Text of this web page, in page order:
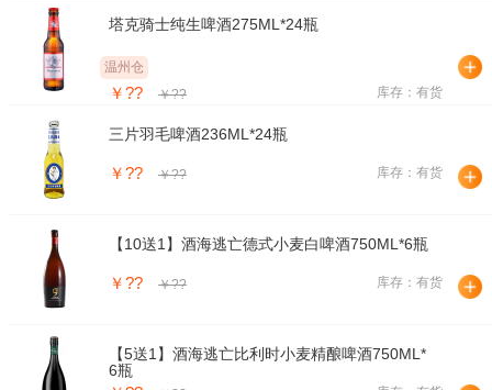
塔克骑士纯生啤酒275ML*24瓶
温州仓
￥?? ￥?? 库存：有货
三片羽毛啤酒236ML*24瓶
￥?? ￥?? 库存：有货
【10送1】酒海逃亡德式小麦白啤酒750ML*6瓶
￥?? ￥?? 库存：有货
【5送1】酒海逃亡比利时小麦精酿啤酒750ML*
6瓶